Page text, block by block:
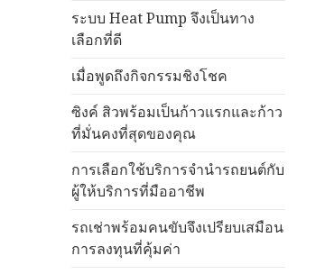
ระบบ Heat Pump จึงเป็นทาง
เลือกที่ดี
เมื่อพูดถึงกิจกรรมชิงโชค
ซิงค์ สิวพร้อมเป็นก้าวแรกและก้าว
ที่มั่นคงที่สุดของคุณ
การเลือกใช้บริการจำนำรถยนต์กับ
ผู้ให้บริการที่มืออาชีพ
รถเช่าพร้อมคนขับจึงเปรียบเสมือน
การลงทุนที่คุ้มค่า